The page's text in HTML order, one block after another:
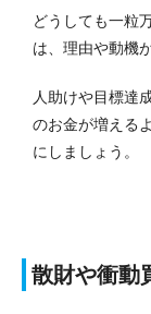
どうしても一粒
は、理由や動機
人助けや目標達
のお金が増える
にしましょう。
散財や衝動